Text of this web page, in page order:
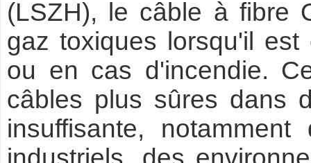
(LSZH), le câble à fibre
gaz toxiques lorsqu'il
ou en cas d'incendie.
câbles plus sûres dans
insuffisante,